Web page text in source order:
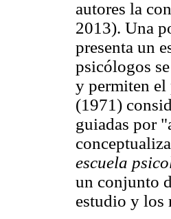
autores la
2013). Una
presenta un
psicólogos
y permiten el
(1971)
guiadas por
escuela
un conjunto
estudio y los